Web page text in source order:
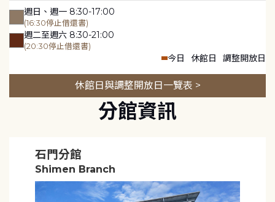
週日、週一 8:30-17:00
(16:30停止借還書)
週二至週六 8:30-21:00
(20:30停止借還書)
今日 休館日 調整開放日
休館日與調整開放日一覽表 >
分館資訊
石門分館
Shimen Branch